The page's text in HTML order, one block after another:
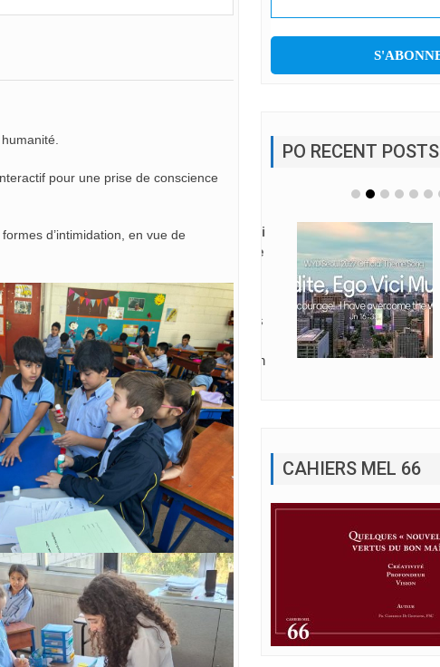
pour une prise de conscience
d’intimidation, en vue de
PO RECENT POSTS